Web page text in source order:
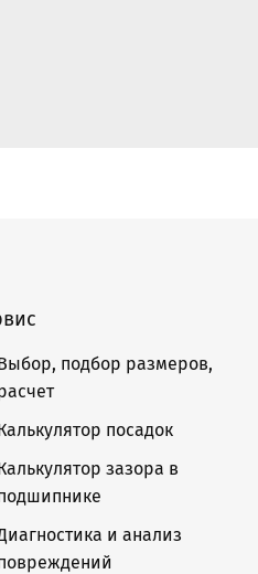
подбор размеров,
посадок
зазора в
и анализ